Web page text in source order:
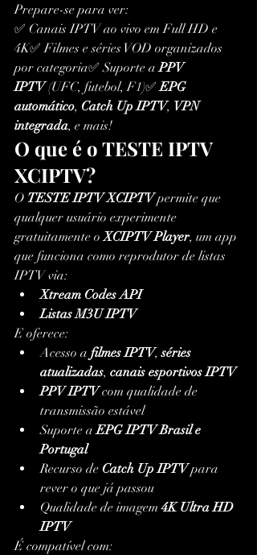
Prepare-se para ver:
✅ Canais IPTV ao vivo em Full HD e
4K✅ Filmes e séries VOD organizados
por categoria✅ Suporte a PPV
IPTV (UFC, futebol, F1)✅ EPG
automático, Catch Up IPTV, VPN
integrada, e mais!
O que é o TESTE IPTV
XCIPTV?
O TESTE IPTV XCIPTV permite que
qualquer usuário experimente
gratuitamente o XCIPTV Player, um app
que funciona como reprodutor de listas
IPTV via:
Xtream Codes API
Listas M3U IPTV
E oferece:
Acesso a filmes IPTV, séries
atualizadas, canais esportivos IPTV
PPV IPTV com qualidade de
transmissão estável
Suporte a EPG IPTV Brasil e
Portugal
Recurso de Catch Up IPTV para
rever o que já passou
Qualidade de imagem 4K Ultra HD
IPTV
É compatível com: